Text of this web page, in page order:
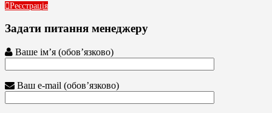
Реєстрація
Задати питання менеджеру
Ваше ім’я (обов’язково)
Ваш e-mail (обов’язково)